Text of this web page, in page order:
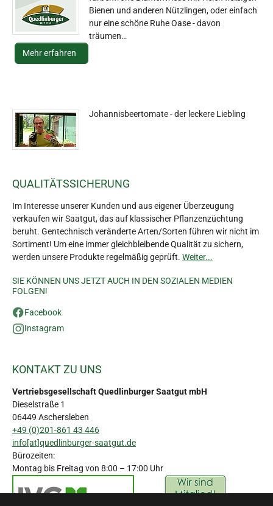
Bienen und anderen Nützlingen, oder einfach
nur eine schöne Ruhe Oase - davon
träumen…
Mehr erfahren
Johannisbeertomate - der leckere Liebling
QUALITÄTSSICHERUNG
Im Interesse unserer Kunden und aus eigener Überzeugung
verkaufen wir Saatgut, das auf klassischer Pflanzenzüchtung
beruht. Gentechnisch veränderte Arten/Sorten führen wir nicht im
Sortiment! Um eine immer gleichbleibende Qualität zu sichern,
werden unsere Produkte regelmäßig geprüft. Weiter...
SIE KÖNNEN UNS JETZT AUCH IN DEN SOZIALEN MEDIEN
FOLGEN!
Facebook
Instagram
KONTAKT ZU UNS
Vertriebsgesellschaft Quedlinburger Saatgut mbH
Dieselstraße 1
06449 Aschersleben
+49 (0)201-861 43 446
info[at]quedlinburger-saatgut.de
Bürozeiten:
Montag bis Freitag von 8:00 – 17:00 Uhr